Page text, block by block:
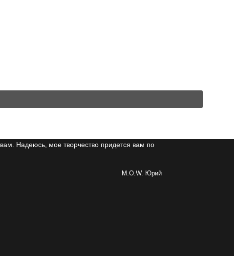
Надеюсь, мое творчество придется вам по
M.O.W. Юрий